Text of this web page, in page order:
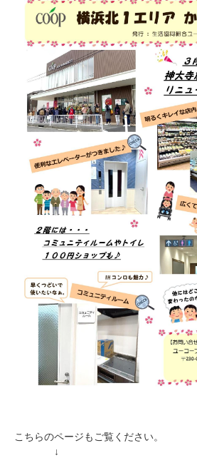
こちらのページもご覧ください。
↓